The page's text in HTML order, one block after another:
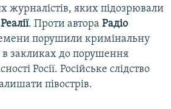
журналістів, яких підозрювали
. Проти автора Радіо
порушили кримінальну
в закликах до порушення
Росії. Російське слідство
півострів.